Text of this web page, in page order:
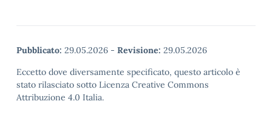
Pubblicato: 29.05.2026 - Revisione: 29.05.2026
Eccetto dove diversamente specificato, questo articolo è
stato rilasciato sotto Licenza Creative Commons
Attribuzione 4.0 Italia.